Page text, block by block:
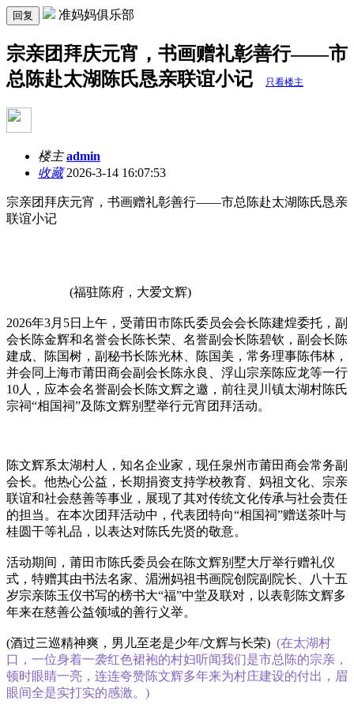
回复 准妈妈俱乐部
宗亲团拜庆元宵，书画赠礼彰善行——市
总陈赴太湖陈氏恳亲联谊小记
只看楼主
楼主 admin
收藏2026-3-14 16:07:53
宗亲团拜庆元宵，书画赠礼彰善行——市总陈赴太湖陈氏恳亲
联谊小记
(福驻陈府，大爱文辉)
2026年3月5日上午，受莆田市陈氏委员会会长陈建煌委托，副
会长陈金辉‌‌和名誉会长陈长荣、名誉副会长陈碧钦，副会长陈
建成‌‌、陈国树，副秘书长陈光林、陈国美，常务理事陈伟林，
并会同上海市莆田商会副会长陈永良、浮山宗亲陈应龙等一行
10人，应本会名誉副会长陈文辉之邀，前往灵川镇太湖村陈氏
宗祠“相国祠”及陈文辉别墅举行元宵团拜活动。
陈文辉系太湖村人，知名企业家，现任泉州市莆田商会常务副
会长。他热心公益，长期捐资支持学校教育、妈祖文化、宗亲
联谊和社会慈善等事业，展现了其对传统文化传承与社会责任
的担当。在本次团拜活动中，代表团特向“相国祠”赠送茶叶与
桂圆干等礼品，以表达对陈氏先贤的敬意。
活动期间，莆田市陈氏委员会在陈文辉别墅大厅举行赠礼仪
式，特赠其由书法名家、湄洲妈祖书画院创院副院长、八十五
岁宗亲陈玉仪书写的榜书大“福”中堂及联对，以表彰陈文辉多
年来在慈善公益领域的善行义举。‌‌
(酒过三巡精神爽，男儿至老是少年/文辉与长荣) (在太湖村
口，一位身着一袭红色裙袍的村妇听闻我们是市总陈的宗亲，
顿时眼睛一亮，连连夸赞陈文辉多年来为村庄建设的付出，眉
眼间全是实打实的感激。)